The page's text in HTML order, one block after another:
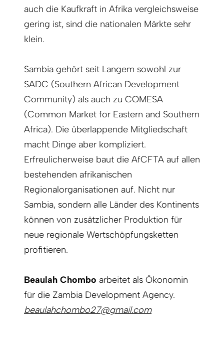
auch die Kaufkraft in Afrika vergleichsweise
gering ist, sind die nationalen Märkte sehr
klein.
Sambia gehört seit Langem sowohl zur
SADC (Southern African Development
Community) als auch zu COMESA
(Common Market for Eastern and Southern
Africa). Die überlappende Mitgliedschaft
macht Dinge aber kompliziert.
Erfreulicherweise baut die AfCFTA auf allen
bestehenden afrikanischen
Regionalorganisationen auf. Nicht nur
Sambia, sondern alle Länder des Kontinents
können von zusätzlicher Produktion für
neue regionale Wertschöpfungsketten
profitieren.
Beaulah Chombo arbeitet als Ökonomin
für die Zambia Development Agency.
beaulahchombo27@gmail.com